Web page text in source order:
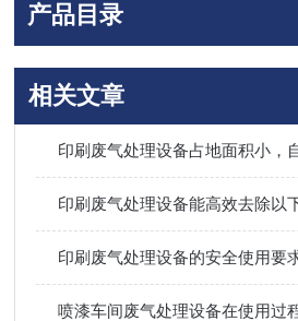
产品目录
相关文章
印刷废气处理设备占地面积小，
印刷废气处理设备能高效去除以
印刷废气处理设备的安全使用要
喷漆车间废气处理设备在使用过